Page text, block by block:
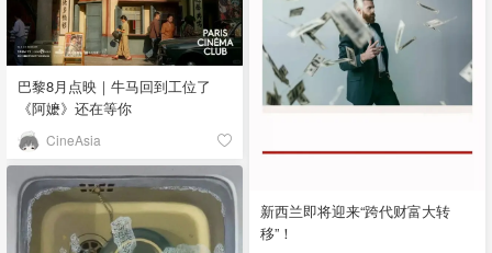
巴黎8月点映｜牛马回到工位了
《阿嬷》还在等你
CineAsia
新西兰即将迎来“跨代财富大转
移”！